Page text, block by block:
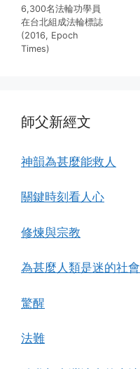
6,300名法輪功學員
在台北組成法輪標誌
(2016, Epoch
Times)
師父新經文
神韻為甚麼能救人
關鍵時刻看人心
修煉與宗教
為甚麼人類是迷的社會
驚醒
法難